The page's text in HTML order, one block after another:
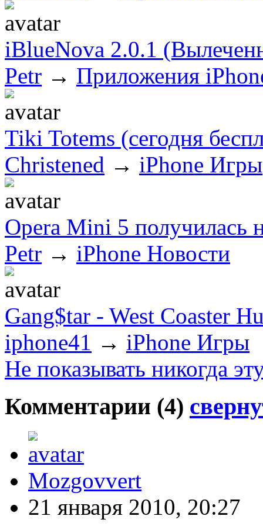
iBlueNova 2.0.1
Petr → Приложения
Tiki Totems (сегодня
Christened → iPhone Игры
Opera Mini 5 получилась
Petr → iPhone Новости
Gang$tar - West Coaster
iphone41 → iPhone Игры
Не показывать никогда
Комментарии (4)
Mozgovvert
21 января 2010, 20:27